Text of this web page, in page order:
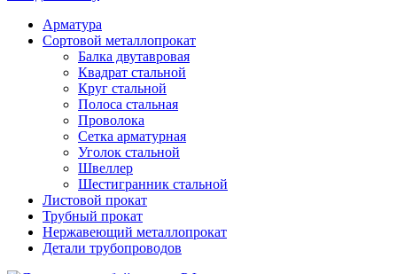
Арматура
Сортовой металлопрокат
Балка двутавровая
Квадрат стальной
Круг стальной
Полоса стальная
Проволока
Сетка арматурная
Уголок стальной
Швеллер
Шестигранник стальной
Листовой прокат
Трубный прокат
Нержавеющий металлопрокат
Детали трубопроводов